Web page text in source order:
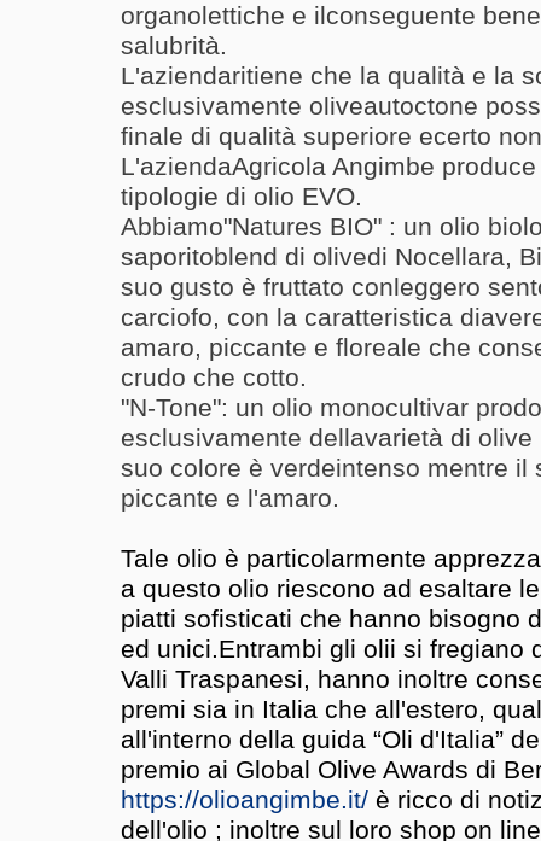
organolettiche e ilconseguente
salubrità.
L'aziendaritiene che la qualità e la
esclusivamente oliveautoctone
finale di qualità superiore ecerto
L'aziendaAgricola Angimbe
tipologie di olio EVO.
Abbiamo"Natures BIO" : un olio
saporitoblend di olivedi Nocellara,
suo gusto è fruttato conleggero
carciofo, con la caratteristica
amaro, piccante e floreale che
crudo che cotto.
"N-Tone": un olio monocultivar
esclusivamente dellavarietà di
suo colore è verdeintenso mentre il
piccante e l'amaro.
Tale olio è particolarmente
a questo olio riescono ad esaltare
piatti sofisticati che hanno bisogno
ed unici.Entrambi gli olii si fregiano
Valli Traspanesi, hanno inoltre
premi sia in Italia che all'estero,
all'interno della guida “Oli d'Italia”
premio ai Global Olive Awards di
https://olioangimbe.it/ è ricco di
dell'olio ; inoltre sul loro shop on